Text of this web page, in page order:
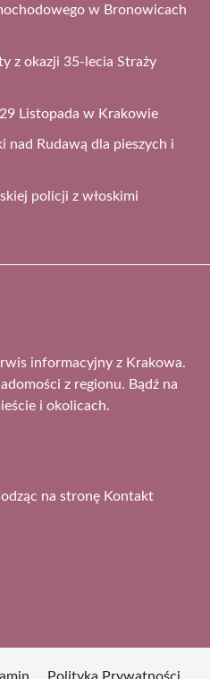
w Bronowicach
z okazji 35-lecia Straży
Listopada w Krakowie
nad Rudawą dla pieszych i
policji z włoskimi
informacyjny z Krakowa.
z regionu. Bądź na
i okolicach.
na stronę Kontakt